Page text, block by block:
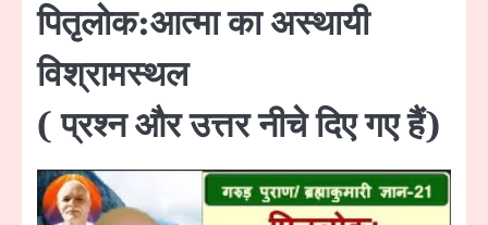
पितृलाेक:आत्मा का अस्थायी
विश्रामस्थल
( प्रश्न और उत्तर नीचे दिए गए हैं)